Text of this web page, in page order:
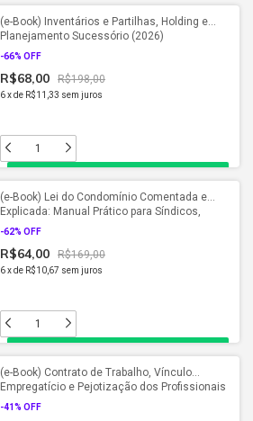
(e-Book) Inventários e Partilhas, Holding e
Planejamento Sucessório (2026)
-66% OFF
R$68,00 R$198,00
6xde R$11,33 sem juros
(e-Book) Lei do Condomínio Comentada e
Explicada: Manual Prático para Síndicos,
Condôminos e Advogados (2026)
-62% OFF
R$64,00 R$169,00
6xde R$10,67 sem juros
(e-Book) Contrato de Trabalho, Vínculo
Empregatício e Pejotização dos Profissionais
de Saúde (2026)
-41% OFF